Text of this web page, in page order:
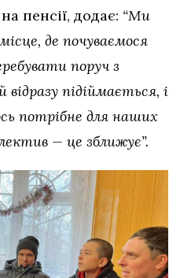
пенсії, додає: “Ми
де почуваємося
поруч з
підіймається, і
потрібне для наших
— це зближує”.